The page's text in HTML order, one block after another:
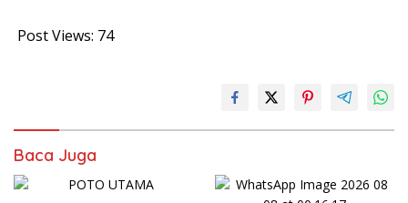
Post Views: 74
Baca Juga